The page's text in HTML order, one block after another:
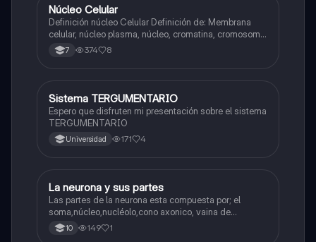
NBiologia
Núcleo Celular
Definición núcleo Celular Definición de: Membrana
celular, núcleo plasma, núcleo, cromatina, cromosoma
Interfase Fases de la interfase
7 374 8
Biologia
Sistema TERGUMENTARIO
Espero que disfruten mi presentación sobre el sistema
TERGUMENTARIO
Universidad 171 4
Biologia
La neurona y sus partes
Las partes de la neurona esta compuesta por; el
soma,núcleo,nucléolo,cono axonico, vaina de
mielina,celula schwan,núcleo de schwann,nódulo de
Ranvier,terminal axonico Arborizacion terminal, botón
10 149 1